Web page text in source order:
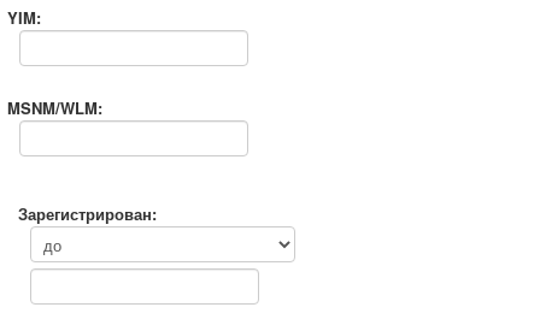
YIM:
MSNM/WLM:
Зарегистрирован: